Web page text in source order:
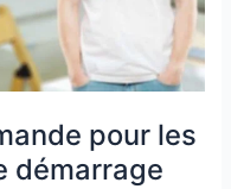
pour les
démarrage